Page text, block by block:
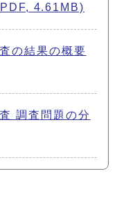
4.61MB)
の結果の概要
調査問題の分